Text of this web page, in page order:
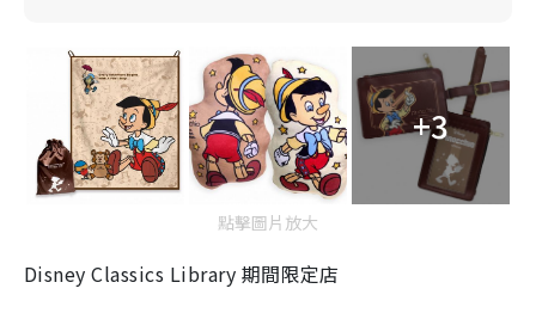
+3
點擊圖片放大
Disney Classics Library 期間限定店